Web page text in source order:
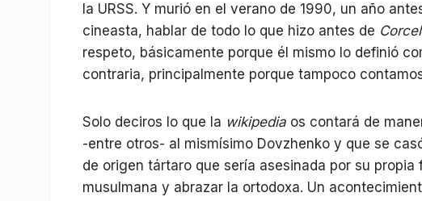
la URSS. Y murió en el verano de 1990, un año
cineasta, hablar de todo lo que hizo antes de
respeto, básicamente porque él mismo lo definió
contraria, principalmente porque tampoco
Solo deciros lo que la wikipedia os contará de
-entre otros- al mismísimo Dovzhenko y que se
de origen tártaro que sería asesinada por su
musulmana y abrazar la ortodoxa. Un